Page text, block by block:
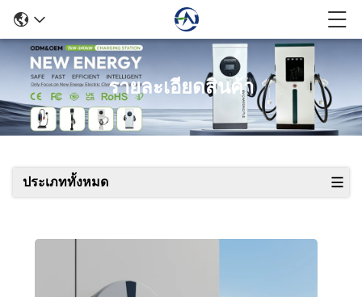
รายละเอียดสินค้า
ประเภททั้งหมด